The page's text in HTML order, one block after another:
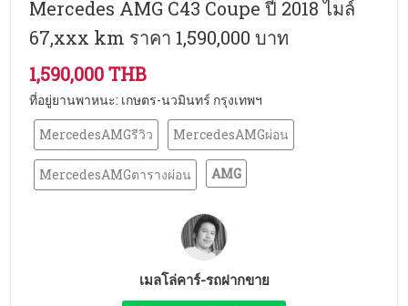
Mercedes AMG C43 Coupe ปี 2018 ไมล์
67,xxx km ราคา 1,590,000 บาท
1,590,000 THB
ที่อยู่ยานพาหนะ: เกษตร-นวมินทร์ กรุงเทพฯ
MercedesAMGรีวิว
MercedesAMGผ่อน
MercedesAMGตารางผ่อน AMG
เมลโล่คาร์-รถฝากขาย